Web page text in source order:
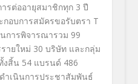
รต่ออายุสมาชิกทุก 3 ปี
อบการสมัครขอรับตรา T
การพิจารณารวม 99
ายใหม่ 30 บริษัท และกลุ่ม
งสิ้น 54แบรนด์ 486
ำเนินการประชาสัมพันธ์